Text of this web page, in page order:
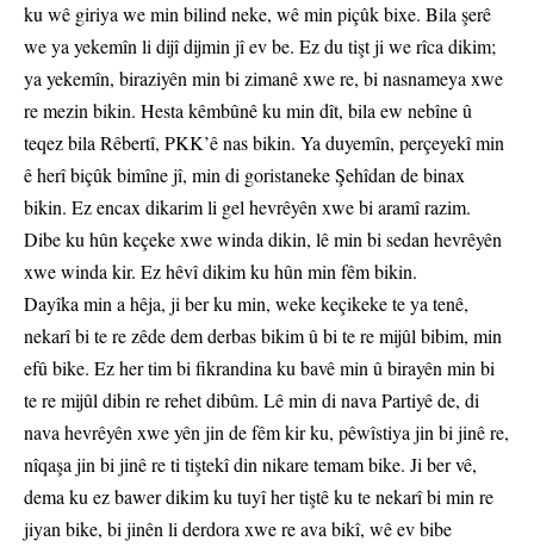
ku wê giriya we min bilind neke, wê min piçûk bixe. Bila şerê
we ya yekemîn li dijî dijmin jî ev be. Ez du tişt ji we rîca dikim;
ya yekemîn, biraziyên min bi zimanê xwe re, bi nasnameya xwe
re mezin bikin. Hesta kêmbûnê ku min dît, bila ew nebîne û
teqez bila Rêbertî, PKK’ê nas bikin. Ya duyemîn, perçeyekî min
ê herî biçûk bimîne jî, min di goristaneke Şehîdan de binax
bikin. Ez encax dikarim li gel hevrêyên xwe bi aramî razim.
Dibe ku hûn keçeke xwe winda dikin, lê min bi sedan hevrêyên
xwe winda kir. Ez hêvî dikim ku hûn min fêm bikin.
Dayîka min a hêja, ji ber ku min, weke keçikeke te ya tenê,
nekarî bi te re zêde dem derbas bikim û bi te re mijûl bibim, min
efû bike. Ez her tim bi fikrandina ku bavê min û birayên min bi
te re mijûl dibin re rehet dibûm. Lê min di nava Partiyê de, di
nava hevrêyên xwe yên jin de fêm kir ku, pêwîstiya jin bi jinê re,
nîqaşa jin bi jinê re ti tiştekî din nikare temam bike. Ji ber vê,
dema ku ez bawer dikim ku tuyî her tiştê ku te nekarî bi min re
jiyan bike, bi jinên li derdora xwe re ava bikî, wê ev bibe